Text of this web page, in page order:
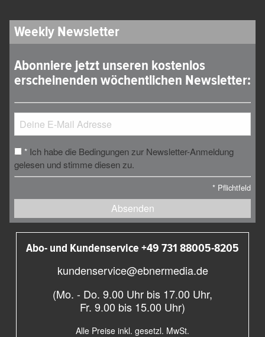
Weekly Newsletter
Abonniere jetzt unseren kostenlos
erscheinenden wöchentlichen Newsletter:
* Ich habe die Bedingungen zur Newsletter-Anmeldung
gelesen und stimme diesen zu.
* Pflichtfeld
Absenden
Abo- und Kundenservice +49 731 88005-8205
kundenservice@ebnermedia.de
(Mo. - Do. 9.00 Uhr bis 17.00 Uhr,
Fr. 9.00 bis 15.00 Uhr)
Alle Preise inkl. gesetzl. MwSt.